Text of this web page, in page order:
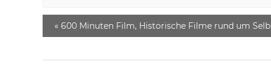
« 600 Minuten Film, Historische Filme rund um Selb